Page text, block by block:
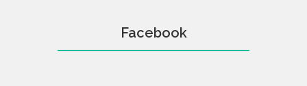
Facebook